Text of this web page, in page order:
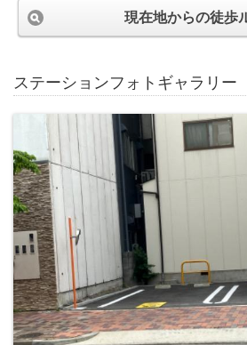
現在地からの徒歩
ステーションフォトギャラリー